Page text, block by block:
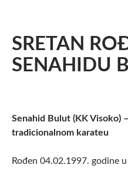
SRETAN
SENAHIDU
Senahid Bulut (KK Visoko)
tradicionalnom karateu
Rođen 04.02.1997. godine